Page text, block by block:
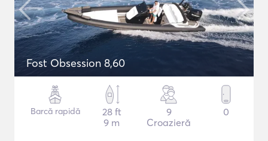
Fost Obsession 8,60
Barcă rapidă
28 ft
9 m
9
Croazieră
0